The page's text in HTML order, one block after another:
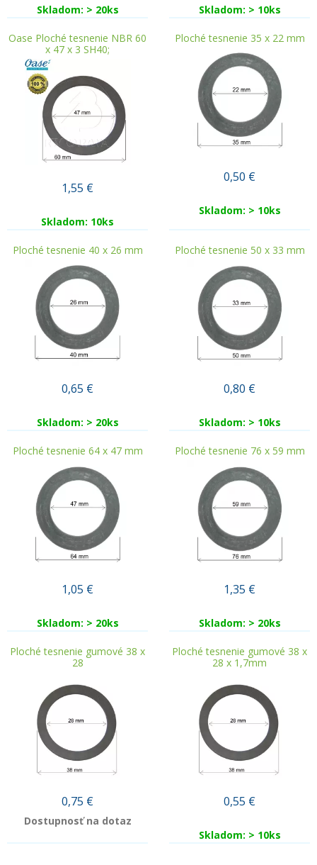
Skladom: > 20ks Skladom: > 10ks
Oase Ploché tesnenie NBR 60
x 47 x 3 SH40;
1,55 €
Skladom: 10ks
Ploché tesnenie 35 x 22 mm
0,50 €
Skladom: > 10ks
Ploché tesnenie 40 x 26 mm
0,65 €
Skladom: > 20ks
Ploché tesnenie 50 x 33 mm
0,80 €
Skladom: > 10ks
Ploché tesnenie 64 x 47 mm
1,05 €
Skladom: > 20ks
Ploché tesnenie 76 x 59 mm
1,35 €
Skladom: > 20ks
Ploché tesnenie gumové 38 x
28
0,75 €
Dostupnosť na dotaz
Ploché tesnenie gumové 38 x
28 x 1,7mm
0,55 €
Skladom: > 10ks